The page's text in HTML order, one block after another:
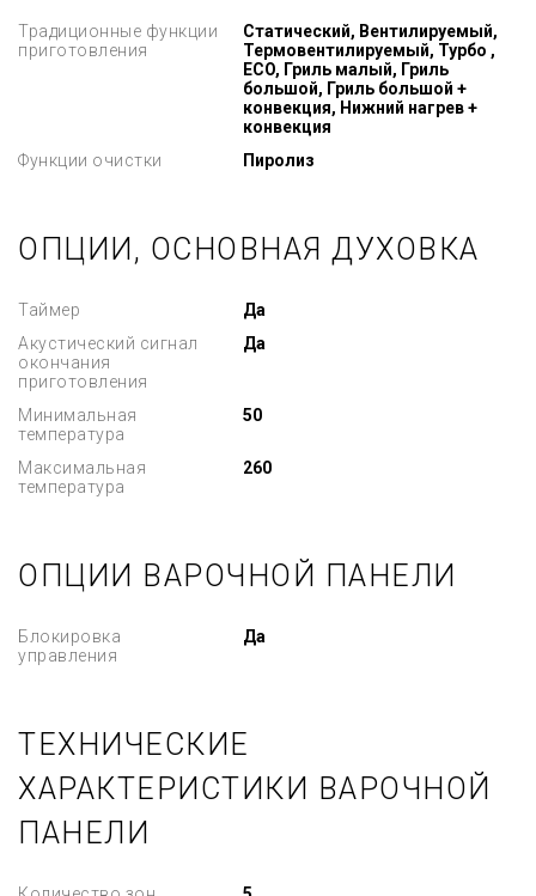
Традиционные функции
приготовления
Статический, Вентилируемый,
Термовентилируемый, Турбо ,
ECO, Гриль малый, Гриль
большой, Гриль большой +
конвекция, Нижний нагрев +
конвекция
Функции очистки
Пиролиз
ОПЦИИ, ОСНОВНАЯ ДУХОВКА
Таймер
Да
Акустический сигнал
окончания
приготовления
Да
Минимальная
температура
50
Максимальная
температура
260
ОПЦИИ ВАРОЧНОЙ ПАНЕЛИ
Блокировка
управления
Да
ТЕХНИЧЕСКИЕ
ХАРАКТЕРИСТИКИ ВАРОЧНОЙ
ПАНЕЛИ